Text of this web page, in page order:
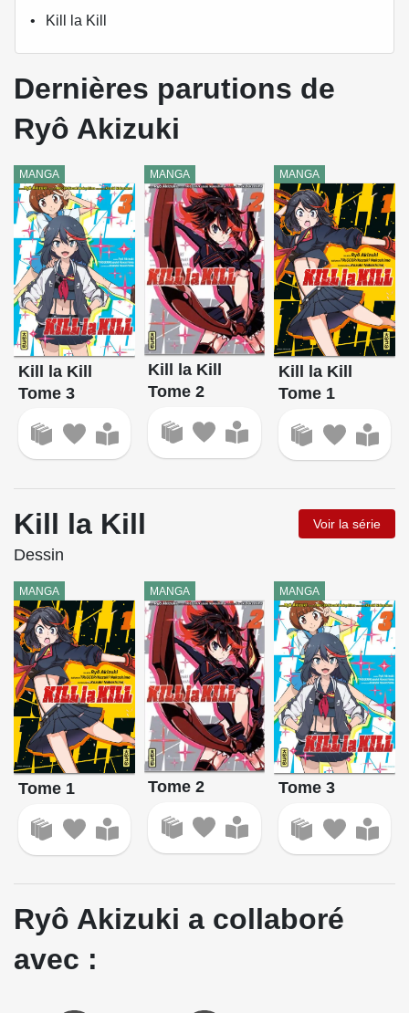
Kill la Kill
Dernières parutions de
Ryô Akizuki
MANGA
Kill la Kill
Tome 3
MANGA
Kill la Kill
Tome 2
MANGA
Kill la Kill
Tome 1
Kill la Kill Voir la série
Dessin
MANGA
Tome 1
MANGA
Tome 2
MANGA
Tome 3
Ryô Akizuki a collaboré
avec :